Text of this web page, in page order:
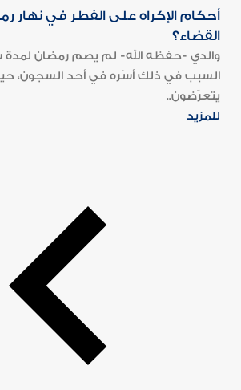
أحكام الإكراه على الفطر في نهار
القضاء؟
والدي -حفظه الله- لم يصم رمضان لمدة
السبب في ذلك أَسْرَه في أحد السجون،
يتعرّضون..
للمزيد